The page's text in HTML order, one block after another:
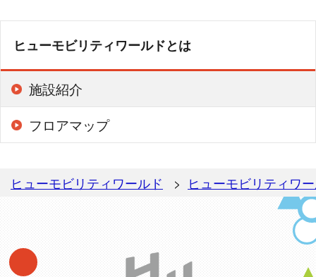
ヒューモビリティワールドとは
施設紹介
フロアマップ
ヒューモビリティワールド ヒューモビリティワ